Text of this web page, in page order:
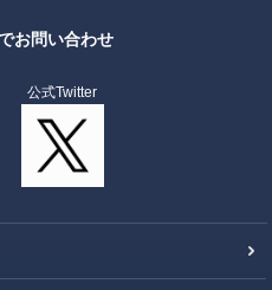
お問い合わせ
公式Twitter